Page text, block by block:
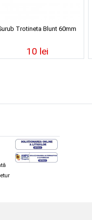
Trotineta Blunt 60mm
10 lei